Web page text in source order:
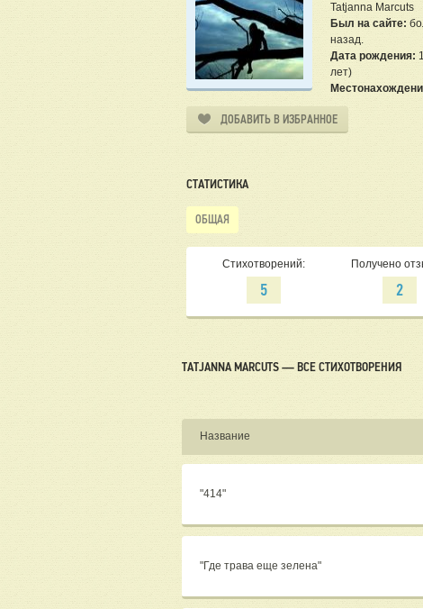
Tatjanna Marcuts
Был на сайте:
назад.
Дата рождения:
лет)
ДОБАВИТЬ В ИЗБРАННОЕ
СТАТИСТИКА
ОБЩАЯ
Стихотворений:
5
Получено
2
TATJANNA MARCUTS — ВСЕ СТИХОТВОРЕНИЯ
Название
"414"
"Где трава еще зелена"